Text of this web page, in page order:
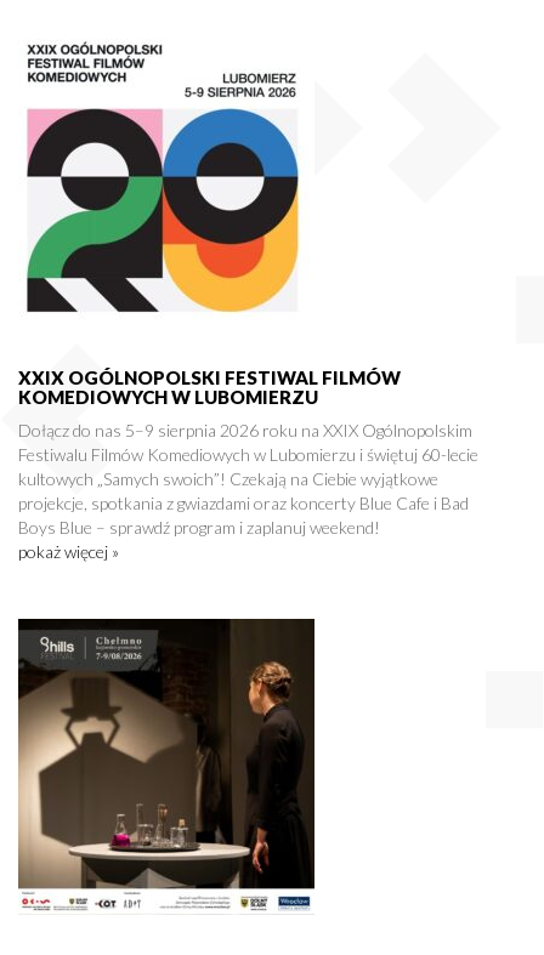
XXIX OGÓLNOPOLSKI FESTIWAL FILMÓW
KOMEDIOWYCH W LUBOMIERZU
Dołącz do nas 5–9 sierpnia 2026 roku na XXIX Ogólnopolskim
Festiwalu Filmów Komediowych w Lubomierzu i świętuj 60-lecie
kultowych „Samych swoich”! Czekają na Ciebie wyjątkowe
projekcje, spotkania z gwiazdami oraz koncerty Blue Cafe i Bad
Boys Blue – sprawdź program i zaplanuj weekend!
pokaż więcej »